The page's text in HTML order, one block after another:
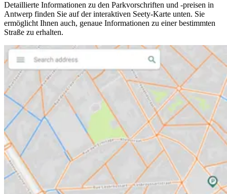
Detaillierte Informationen zu den Parkvorschriften und -preisen in
Antwerp finden Sie auf der interaktiven Seety-Karte unten. Sie
ermöglicht Ihnen auch, genaue Informationen zu einer bestimmten
Straße zu erhalten.